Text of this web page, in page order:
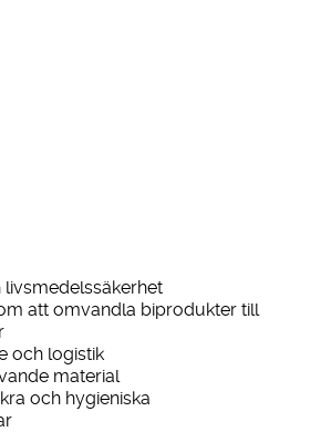
livsmedelssäkerhet
att omvandla biprodukter till
och logistik
material
och hygieniska